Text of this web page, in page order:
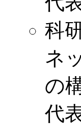
科
ネ
の
代